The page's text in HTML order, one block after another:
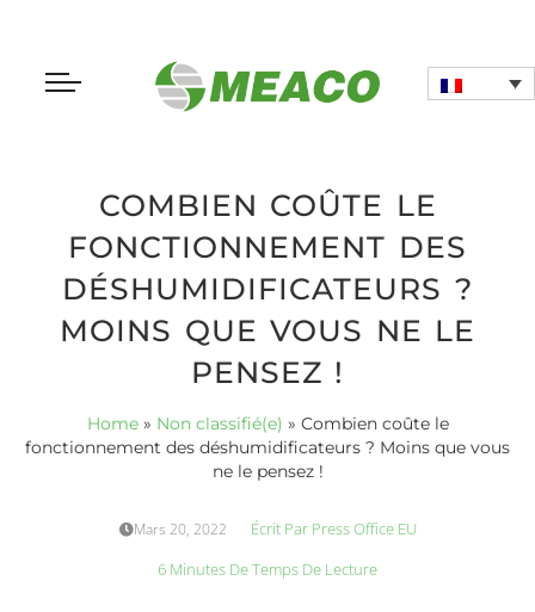
COMBIEN COÛTE LE
FONCTIONNEMENT DES
DÉSHUMIDIFICATEURS ?
MOINS QUE VOUS NE LE
PENSEZ !
Home» Non classifié(e) » Combien coûte le
fonctionnement des déshumidificateurs ? Moins que vous
ne le pensez !
Mars 20, 2022 Écrit ParPress Office EU
6 Minutes De Temps De Lecture